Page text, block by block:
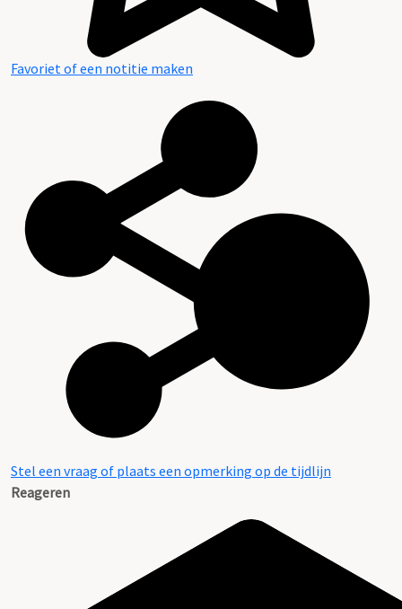
Favoriet of een notitie maken
Stel een vraag of plaats een opmerking op de tijdlijn
Reageren